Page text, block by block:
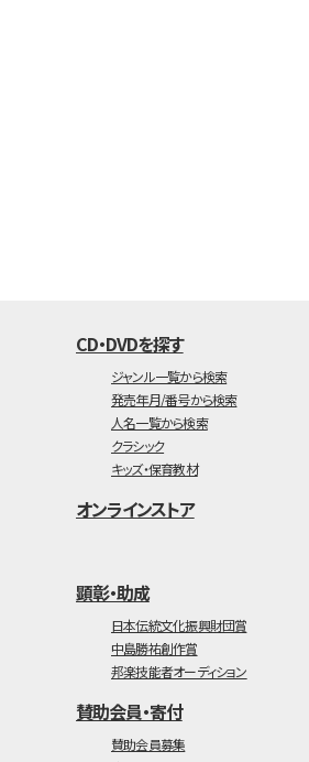
CD・DVDを探す
ジャンル一覧から検索
発売年月/番号から検索
人名一覧から検索
クラシック
キッズ・保育教材
オンラインストア
顕彰・助成
日本伝統文化振興財団賞
中島勝祐創作賞
邦楽技能者オーディション
賛助会員・寄付
賛助会員募集